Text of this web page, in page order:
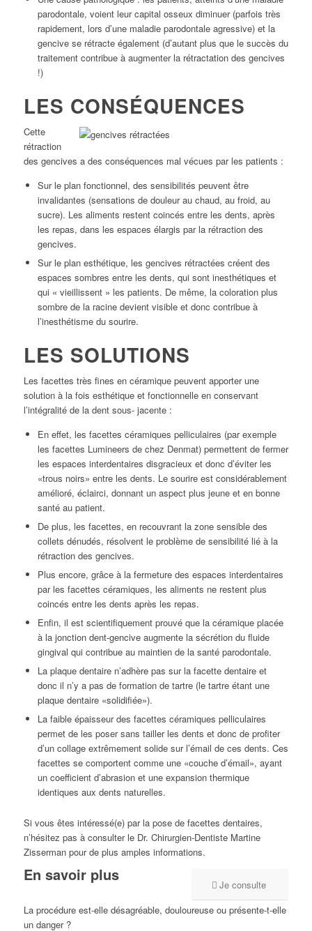
parodontale, voient leur capital osseux diminuer (parfois très
rapidement, lors d’une maladie parodontale agressive) et la
gencive se rétracte également (d’autant plus que le succès du
traitement contribue à augmenter la rétractation des gencives
!)
LES CONSÉQUENCES
Cette
rétraction
des gencives a des conséquences mal vécues par les patients :
Sur le plan fonctionnel, des sensibilités peuvent être
invalidantes (sensations de douleur au chaud, au froid, au
sucre). Les aliments restent coincés entre les dents, après
les repas, dans les espaces élargis par la rétraction des
gencives.
Sur le plan esthétique, les gencives rétractées créent des
espaces sombres entre les dents, qui sont inesthétiques et
qui « vieillissent » les patients. De même, la coloration plus
sombre de la racine devient visible et donc contribue à
l’inesthétisme du sourire.
LES SOLUTIONS
Les facettes très fines en céramique peuvent apporter une
solution à la fois esthétique et fonctionnelle en conservant
l’intégralité de la dent sous- jacente :
En effet, les facettes céramiques pelliculaires (par exemple
les facettes Lumineers de chez Denmat) permettent de fermer
les espaces interdentaires disgracieux et donc d’éviter les
«trous noirs» entre les dents. Le sourire est considérablement
amélioré, éclairci, donnant un aspect plus jeune et en bonne
santé au patient.
De plus, les facettes, en recouvrant la zone sensible des
collets dénudés, résolvent le problème de sensibilité lié à la
rétraction des gencives.
Plus encore, grâce à la fermeture des espaces interdentaires
par les facettes céramiques, les aliments ne restent plus
coincés entre les dents après les repas.
Enfin, il est scientifiquement prouvé que la céramique placée
à la jonction dent-gencive augmente la sécrétion du fluide
gingival qui contribue au maintien de la santé parodontale.
La plaque dentaire n’adhère pas sur la facette dentaire et
donc il n’y a pas de formation de tartre (le tartre étant une
plaque dentaire «solidifiée»).
La faible épaisseur des facettes céramiques pelliculaires
permet de les poser sans tailler les dents et donc de profiter
d’un collage extrêmement solide sur l’émail de ces dents. Ces
facettes se comportent comme une «couche d’émail», ayant
un coefficient d’abrasion et une expansion thermique
identiques aux dents naturelles.
Si vous êtes intéressé(e) par la pose de facettes dentaires,
n’hésitez pas à consulter le Dr. Chirurgien-Dentiste Martine
Zisserman pour de plus amples informations.
Je consulte
En savoir plus
La procédure est-elle désagréable, douloureuse ou présente-t-elle
un danger ?